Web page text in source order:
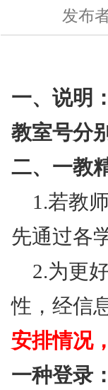
发布
一、说明
教室号分
二、一教
1.若教
先通过各
2.为更
性，经信
安排情况，
一种登录：